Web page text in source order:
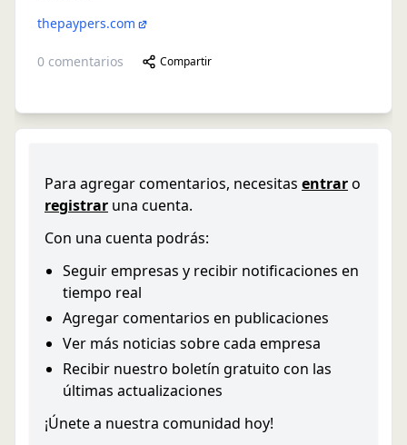
thepaypers.com
0 comentarios Compartir
Para agregar comentarios, necesitas entraro
registrar una cuenta.
Con una cuenta podrás:
Seguir empresas y recibir notificaciones en
tiempo real
Agregar comentarios en publicaciones
Ver más noticias sobre cada empresa
Recibir nuestro boletín gratuito con las
últimas actualizaciones
¡Únete a nuestra comunidad hoy!